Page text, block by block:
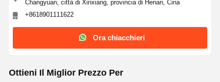
Fatory Tour
Controllo Di
Qualità
Contattaci Notizie
Changyuan, città di Xinxiang, provincia di Henan, Cina
+8618901111622
Ora chiacchieri
Ottieni Il Miglior Prezzo Per